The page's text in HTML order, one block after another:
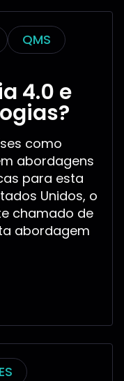
QMS
4.0 e
como
abordagens
para esta
Unidos, o
chamado de
abordagem